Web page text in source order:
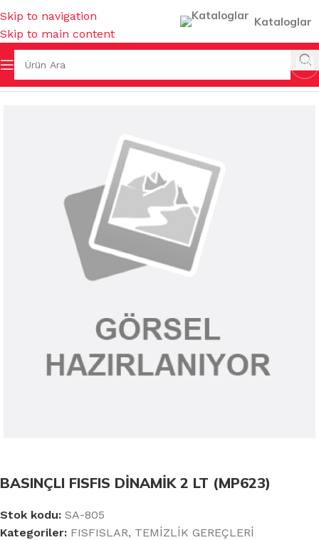
Skip to navigation
Skip to main content
Kataloglar
Ana Sayfa
BASINÇLI FISFIS DİNAMİK 2 LT (MP623)
Stok kodu: SA-805
Kategoriler: FISFISLAR, TEMİZLİK GEREÇLERİ